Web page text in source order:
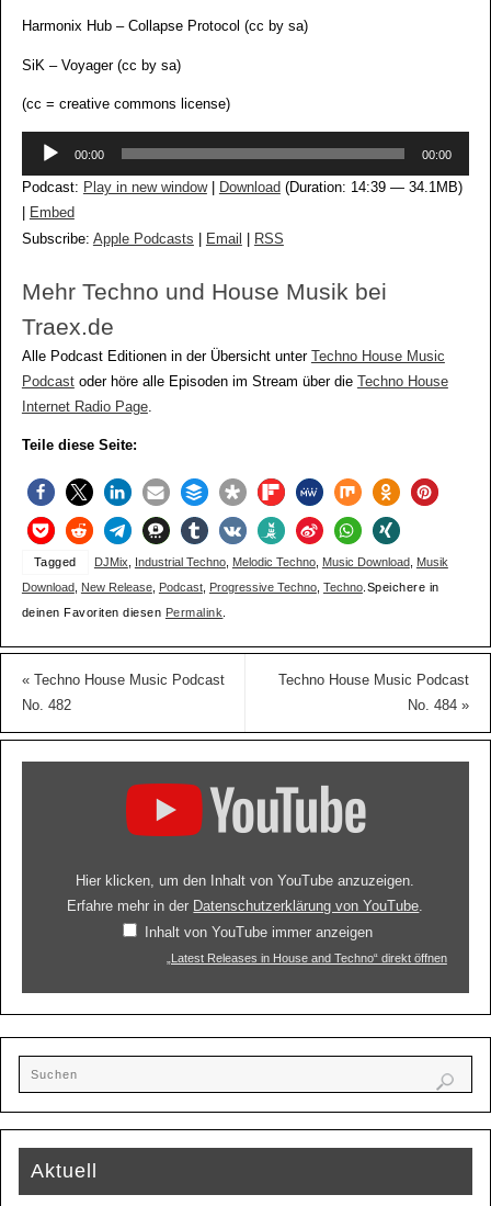
Harmonix Hub – Collapse Protocol (cc by sa)
SiK – Voyager (cc by sa)
(cc = creative commons license)
Audio-
00:00 00:00
Podcast: Play in new window| Download (Duration: 14:39 — 34.1MB)
Embed
Subscribe: Apple Podcasts Email RSS
Mehr Techno und House Musik bei
Traex.de
Alle Podcast Editionen in der Übersicht unter Techno House Music
Podcastoder höre alle Episoden im Stream über die Techno House
Internet Radio Page.
Teile diese Seite:
Tagged DJMix Industrial Techno, Melodic Techno, Music Download, Musik
Download, New Release, Podcast, Progressive Techno, Techno. Speichere in
deinen Favoriten diesen Permalink
«Techno House Music Podcast
No. 482
Techno House Music Podcast
No. 484»
Hier klicken, um den Inhalt von YouTube anzuzeigen.
Erfahre mehr in der Datenschutzerklärung von YouTube.
Inhalt von YouTube immer anzeigen
„Latest Releases in House and Techno“ direkt öffnen
Aktuell